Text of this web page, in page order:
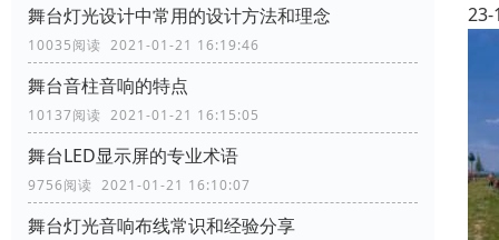
舞台灯光设计中常用的设计方法和理念
10035阅读 2021-01-21 16:19:46
舞台音柱音响的特点
10137阅读 2021-01-21 16:15:05
舞台LED显示屏的专业术语
9756阅读 2021-01-21 16:10:07
舞台灯光音响布线常识和经验分享
23-